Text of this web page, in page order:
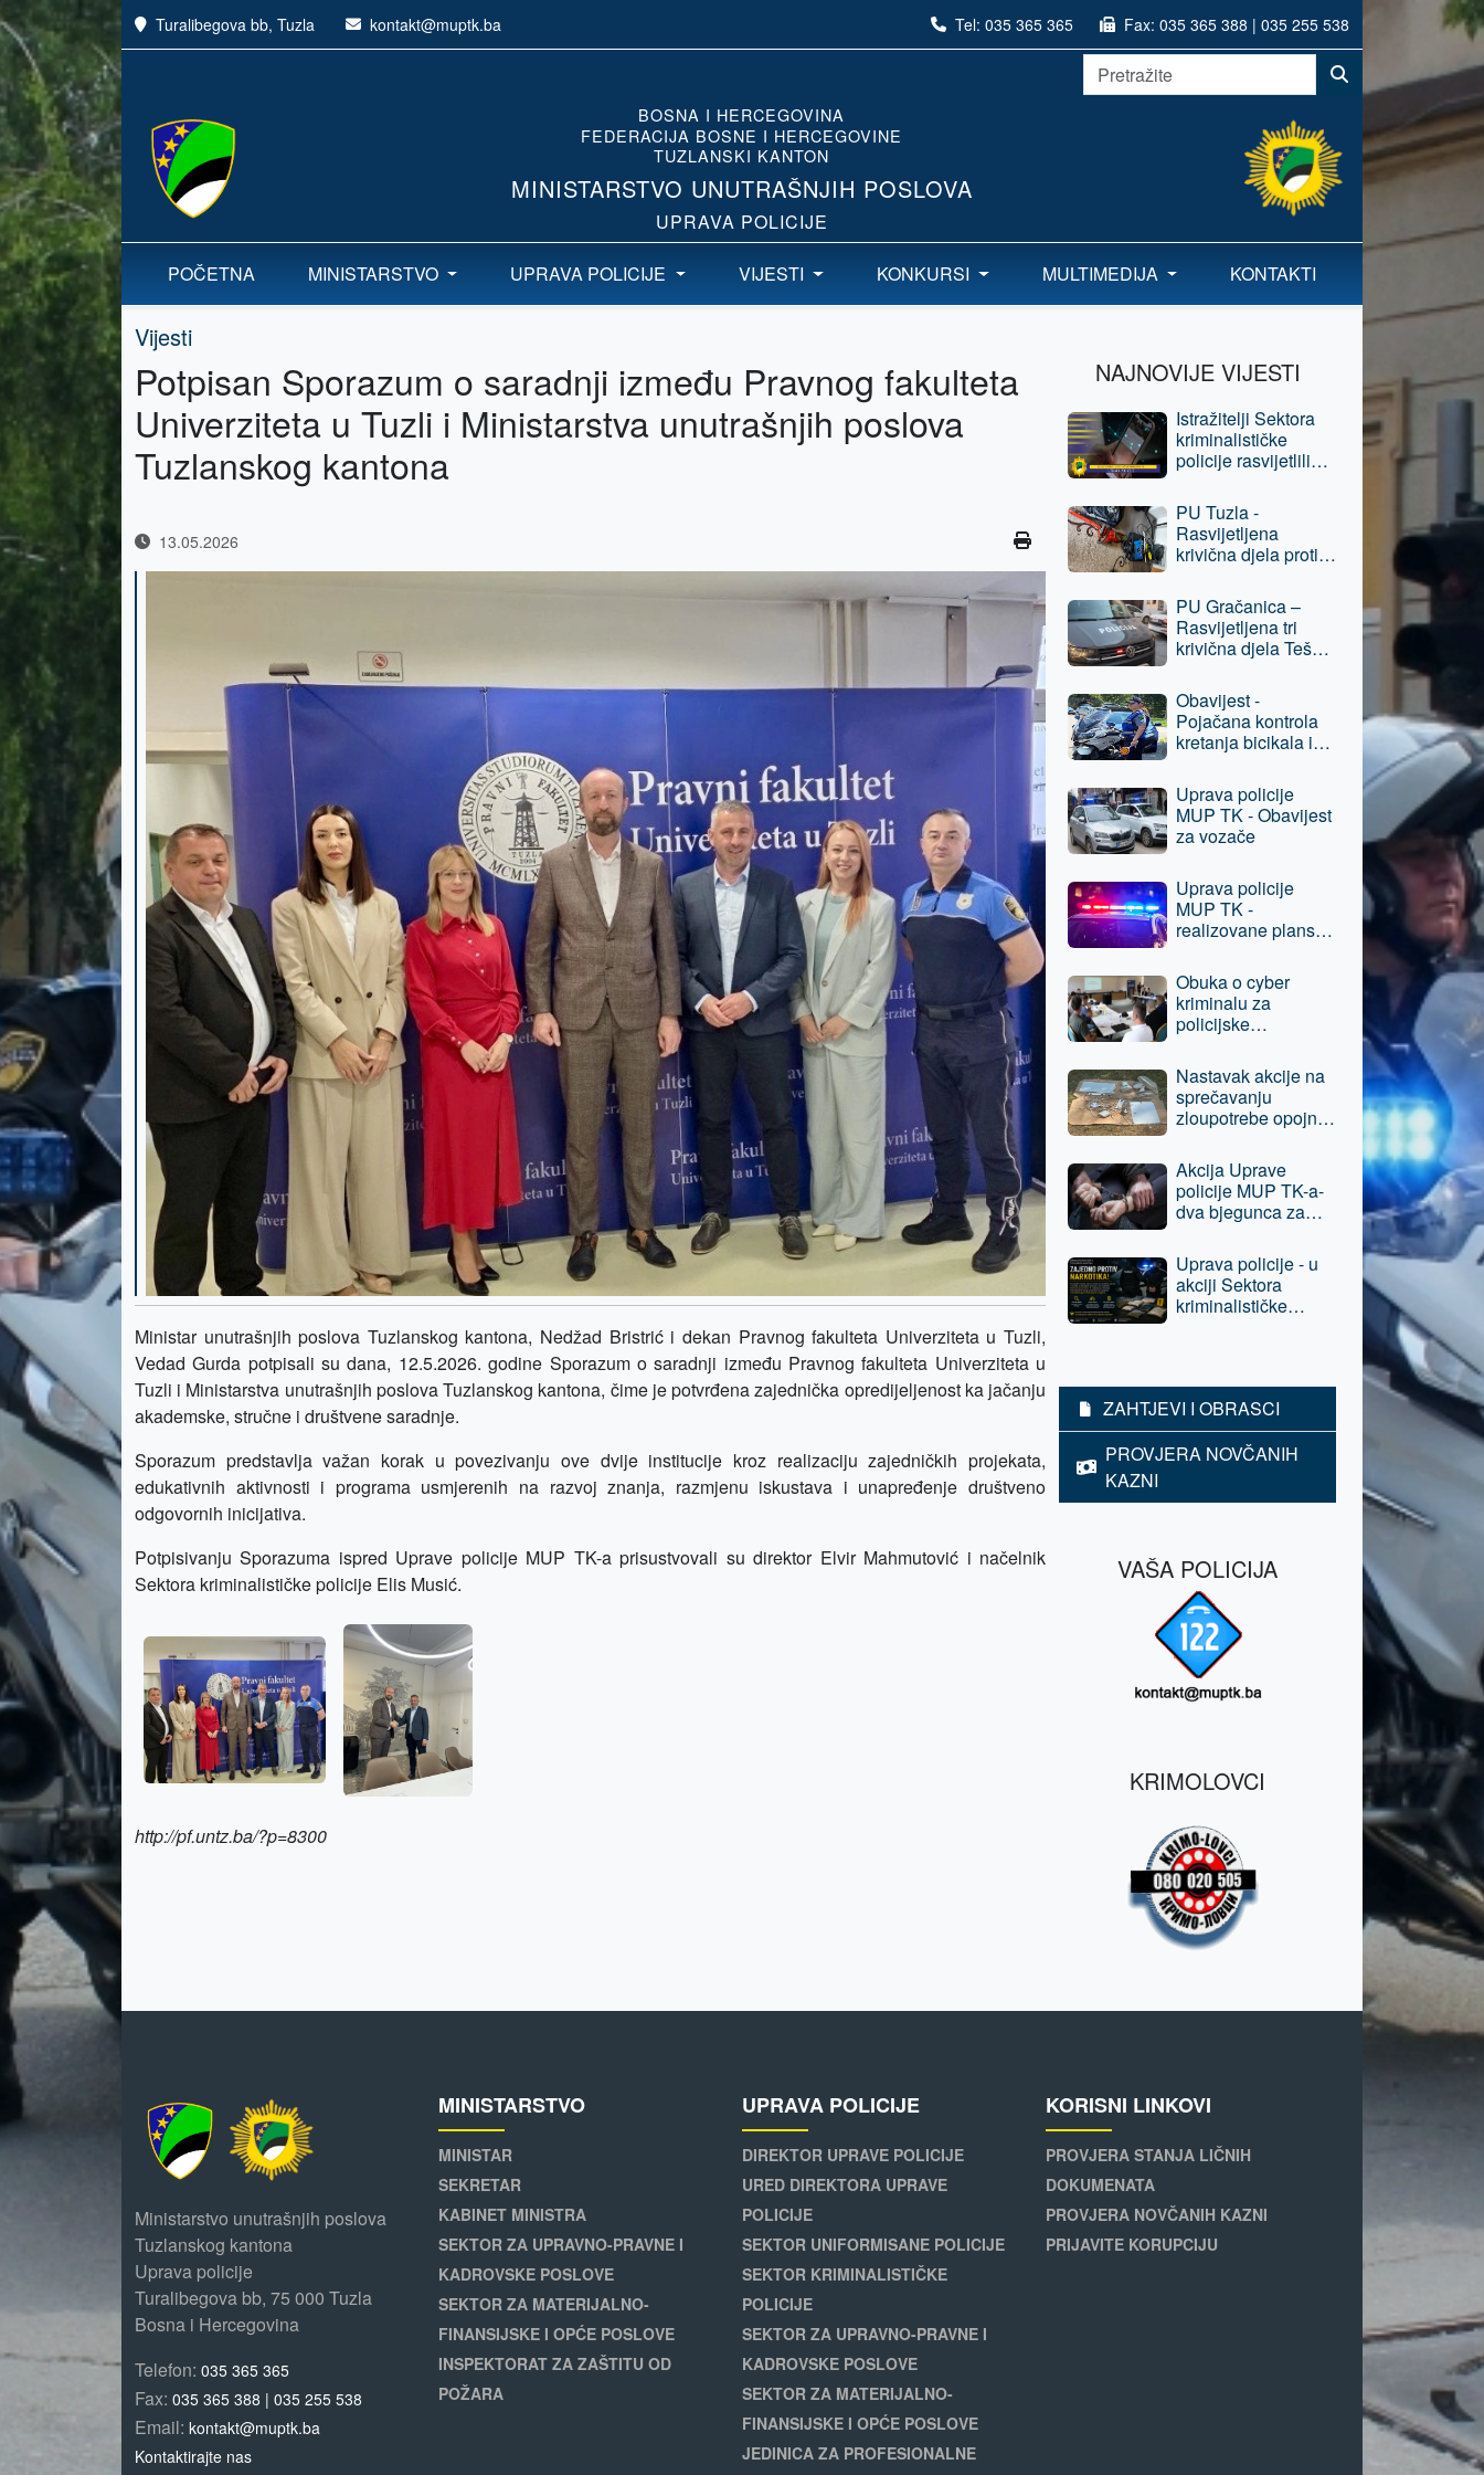
Turalibegova bb, Tuzla kontakt@muptk.ba Tel: 035 365 365 Fax: 035 365 388 | 035 255 538
BOSNA I HERCEGOVINA
FEDERACIJA BOSNE I HERCEGOVINE
TUZLANSKI KANTON
MINISTARSTVO UNUTRAŠNJIH POSLOVA
UPRAVA POLICIJE
POČETNA MINISTARSTVO UPRAVA POLICIJE VIJESTI KONKURSI MULTIMEDIJA KONTAKTI
Vijesti
Potpisan Sporazum o saradnji između Pravnog fakulteta
Univerziteta u Tuzli i Ministarstva unutrašnjih poslova
Tuzlanskog kantona
13.05.2026
Ministar unutrašnjih poslova Tuzlanskog kantona, Nedžad Bristrić i dekan Pravnog fakulteta Univerziteta u Tuzli,
Vedad Gurda potpisali su dana, 12.5.2026. godine Sporazum o saradnji između Pravnog fakulteta Univerziteta u
Tuzli i Ministarstva unutrašnjih poslova Tuzlanskog kantona, čime je potvrđena zajednička opredijeljenost ka jačanju
akademske, stručne i društvene saradnje.
Sporazum predstavlja važan korak u povezivanju ove dvije institucije kroz realizaciju zajedničkih projekata,
edukativnih aktivnosti i programa usmjerenih na razvoj znanja, razmjenu iskustava i unapređenje društveno
odgovornih inicijativa.
Potpisivanju Sporazuma ispred Uprave policije MUP TK-a prisustvovali su direktor Elvir Mahmutović i načelnik
Sektora kriminalističke policije Elis Musić.
http://pf.untz.ba/?p=8300
NAJNOVIJE VIJESTI
Istražitelji Sektora
kriminalističke
policije rasvijetlili
Prijevara,
osumnjičenom licu
oduzeta sloboda
PU Tuzla -
Rasvijetljena
krivična djela protiv
osoba lišena
slobode
PU Gračanica –
Rasvijetljena tri
krivična djela Teška
osumnjičenog lica
podneseni izvještaji
nadležnom
tužilaštvu
Obavijest -
Pojačana kontrola
kretanja bicikala i
u pješačkim
zonama grada Tuzla
Uprava policije
MUP TK - Obavijest
za vozače
Uprava policije
MUP TK -
realizovane planske
opojna droga
Obuka o cyber
kriminalu za
policijske
policije MUP TK-a i
Policije Brčko
distrikta BiH
Nastavak akcije na
sprečavanju
zloupotrebe opojnih
iz Tuzle oduzeta
sloboda
Akcija Uprave
policije MUP TK-a-
dva bjegunca za
raspisane potrage
pronađeni i lišeni
slobode
Uprava policije - u
akciji Sektora
kriminalističke
oduzeta sloboda -
predat je tužilaštvu
ZAHTJEVI I OBRASCI
PROVJERA NOVČANIH
KAZNI
VAŠA POLICIJA
KRIMOLOVCI
Ministarstvo unutrašnjih poslova
Tuzlanskog kantona
Uprava policije
Turalibegova bb, 75 000 Tuzla
Bosna i Hercegovina
Telefon: 035 365 365
Fax: 035 365 388 | 035 255 538
Email: kontakt@muptk.ba
Kontaktirajte nas
MINISTARSTVO
MINISTAR
SEKRETAR
KABINET MINISTRA
SEKTOR ZA UPRAVNO-PRAVNE I
KADROVSKE POSLOVE
SEKTOR ZA MATERIJALNO-
FINANSIJSKE I OPĆE POSLOVE
INSPEKTORAT ZA ZAŠTITU OD
POŽARA
UPRAVA POLICIJE
DIREKTOR UPRAVE POLICIJE
URED DIREKTORA UPRAVE
POLICIJE
SEKTOR UNIFORMISANE POLICIJE
SEKTOR KRIMINALISTIČKE
POLICIJE
SEKTOR ZA UPRAVNO-PRAVNE I
KADROVSKE POSLOVE
SEKTOR ZA MATERIJALNO-
FINANSIJSKE I OPĆE POSLOVE
JEDINICA ZA PROFESIONALNE
KORISNI LINKOVI
PROVJERA STANJA LIČNIH
DOKUMENATA
PROVJERA NOVČANIH KAZNI
PRIJAVITE KORUPCIJU